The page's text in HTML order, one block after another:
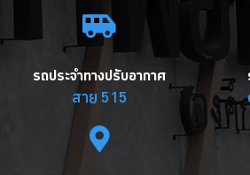
รถประจำทางปรับอากาศ
สาย 515